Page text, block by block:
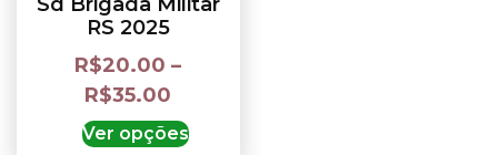
RS 2025
R$20.00 –
R$35.00
Ver opções